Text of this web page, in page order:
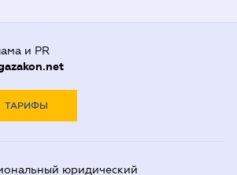
и PR
ТАРИФЫ
юридический